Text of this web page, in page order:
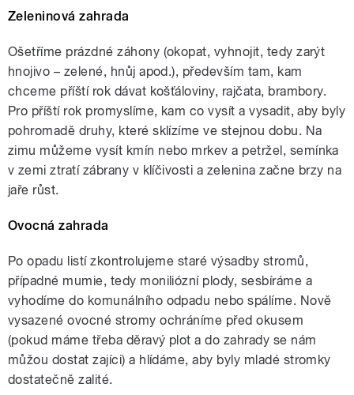
Zeleninová zahrada
Ošetříme prázdné záhony (okopat, vyhnojit, tedy zarýt
hnojivo – zelené, hnůj apod.), především tam, kam
chceme příští rok dávat košťáloviny, rajčata, brambory.
Pro příští rok promyslíme, kam co vysít a vysadit, aby byly
pohromadě druhy, které sklízíme ve stejnou dobu. Na
zimu můžeme vysít kmín nebo mrkev a petržel, semínka
v zemi ztratí zábrany v klíčivosti a zelenina začne brzy na
jaře růst.
Ovocná zahrada
Po opadu listí zkontrolujeme staré výsadby stromů,
případné mumie, tedy moniliózní plody, sesbíráme a
vyhodíme do komunálního odpadu nebo spálíme. Nově
vysazené ovocné stromy ochráníme před okusem
(pokud máme třeba děravý plot a do zahrady se nám
můžou dostat zajíci) a hlídáme, aby byly mladé stromky
dostatečně zalité.